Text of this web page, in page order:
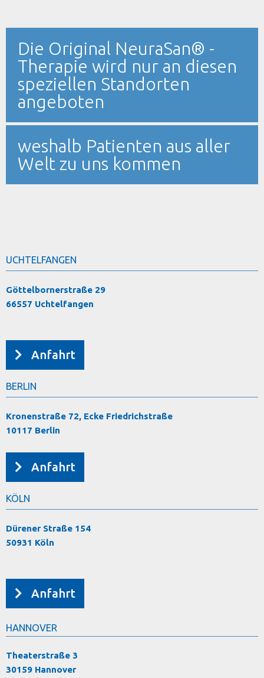
Die Original NeuraSan® -
Therapie wird nur an diesen
speziellen Standorten
angeboten
weshalb Patienten aus aller
Welt zu uns kommen
UCHTELFANGEN
Göttelbornerstraße 29
66557 Uchtelfangen
Anfahrt
BERLIN
Kronenstraße 72, Ecke Friedrichstraße
10117 Berlin
Anfahrt
KÖLN
Dürener Straße 154
50931 Köln
Anfahrt
HANNOVER
Theaterstraße 3
30159 Hannover